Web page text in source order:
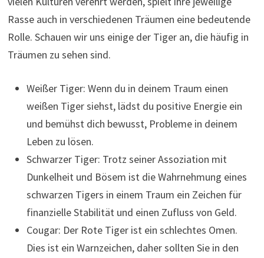
Rasse auch in verschiedenen Träumen eine bedeutende
Rolle. Schauen wir uns einige der Tiger an, die häufig in
Träumen zu sehen sind.
Weißer Tiger: Wenn du in deinem Traum einen
weißen Tiger siehst, lädst du positive Energie ein
und bemühst dich bewusst, Probleme in deinem
Leben zu lösen.
Schwarzer Tiger: Trotz seiner Assoziation mit
Dunkelheit und Bösem ist die Wahrnehmung eines
schwarzen Tigers in einem Traum ein Zeichen für
finanzielle Stabilität und einen Zufluss von Geld.
Cougar: Der Rote Tiger ist ein schlechtes Omen.
Dies ist ein Warnzeichen, daher sollten Sie in den